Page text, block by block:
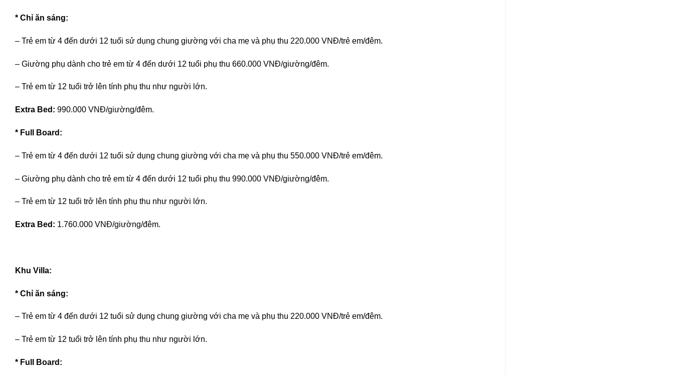
* Chỉ ăn sáng:
– Trẻ em từ 4 đến dưới 12 tuổi sử dụng chung giường với cha mẹ và phụ thu 220.000 VNĐ/trẻ em/đêm.
– Giường phụ dành cho trẻ em từ 4 đến dưới 12 tuổi phụ thu 660.000 VNĐ/giường/đêm.
– Trẻ em từ 12 tuổi trở lên tính phụ thu như người lớn.
Extra Bed: 990.000 VNĐ/giường/đêm.
* Full Board:
– Trẻ em từ 4 đến dưới 12 tuổi sử dụng chung giường với cha mẹ và phụ thu 550.000 VNĐ/trẻ em/đêm.
– Giường phụ dành cho trẻ em từ 4 đến dưới 12 tuổi phụ thu 990.000 VNĐ/giường/đêm.
– Trẻ em từ 12 tuổi trở lên tính phụ thu như người lớn.
Extra Bed: 1.760.000 VNĐ/giường/đêm.
Khu Villa:
* Chỉ ăn sáng:
– Trẻ em từ 4 đến dưới 12 tuổi sử dụng chung giường với cha mẹ và phụ thu 220.000 VNĐ/trẻ em/đêm.
– Trẻ em từ 12 tuổi trở lên tính phụ thu như người lớn.
* Full Board: